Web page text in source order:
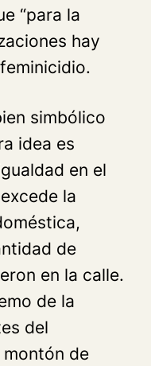
“para la
hay
simbólico
idea es
en el
la
de
en la calle.
de la
del
de